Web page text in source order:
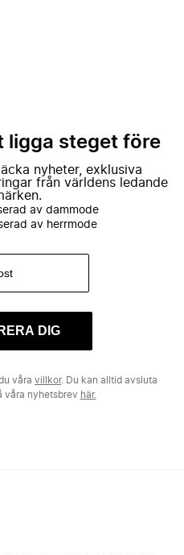
ligga steget före
nyheter, exklusiva
från världens ledande
av dammode
av herrmode
DIG
våra villkor. Du kan alltid avsluta
våra nyhetsbrev här.